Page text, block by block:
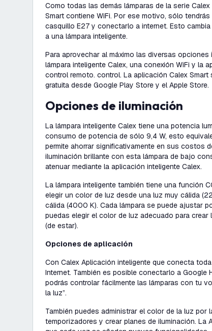
Como todas las demás lámparas de la serie Calex
Smart contiene WiFi. Por ese motivo, sólo
casquillo E27 y conectarlo a internet. Esto cambia
a una lámpara inteligente.
Para aprovechar al máximo las diversas
lámpara inteligente Calex, una conexión WiFi y la
control remoto. control. La aplicación Calex
gratuita desde Google Play Store y el Apple Store.
Opciones de iluminación
La lámpara inteligente Calex tiene una potencia
consumo de potencia de sólo 9,4 W, esto
permite ahorrar significativamente en sus costos
iluminación brillante con esta lámpara de bajo
atenuar mediante la aplicación inteligente Calex.
La lámpara inteligente también tiene una función
elegir un color de luz desde una luz muy cálida
cálida (4000 K). Cada lámpara se puede ajustar
puedas elegir el color de luz adecuado para crear
(de estar).
Opciones de aplicación
Con Calex Aplicación inteligente que conecta
Internet. También es posible conectarlo a Google
podrás controlar fácilmente las lámparas con tu
la luz”.
También puedes administrar el color de la luz por
temporizadores y crear planes de iluminación. La